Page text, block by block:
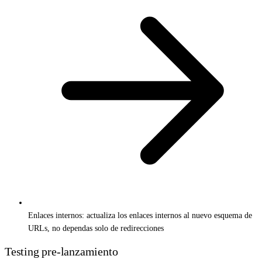
Enlaces internos: actualiza los enlaces internos al nuevo esquema de
URLs, no dependas solo de redirecciones
Testing pre-lanzamiento